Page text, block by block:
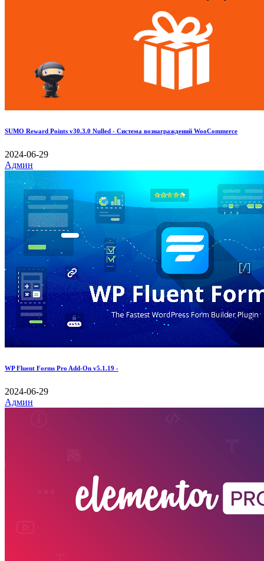
SUMO Reward Points v30.3.0 Nulled - Система вознаграждений WooCommerce
2024-06-29
Админ
WP Fluent Forms Pro Add-On v5.1.19 -
2024-06-29
Админ